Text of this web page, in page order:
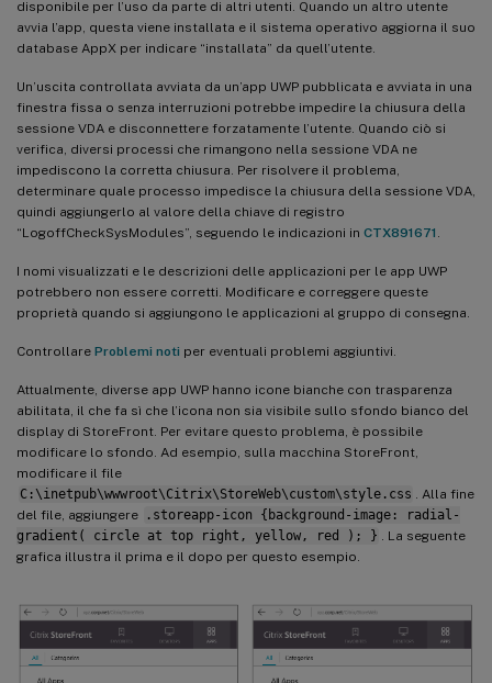
disponibile per l’uso da parte di altri utenti. Quando un altro utente
avvia l’app, questa viene installata e il sistema operativo aggiorna il suo
database AppX per indicare “installata” da quell’utente.
Un’uscita controllata avviata da un’app UWP pubblicata e avviata in una
finestra fissa o senza interruzioni potrebbe impedire la chiusura della
sessione VDA e disconnettere forzatamente l’utente. Quando ciò si
verifica, diversi processi che rimangono nella sessione VDA ne
impediscono la corretta chiusura. Per risolvere il problema,
determinare quale processo impedisce la chiusura della sessione VDA,
quindi aggiungerlo al valore della chiave di registro
“LogoffCheckSysModules”, seguendo le indicazioni in CTX891671
I nomi visualizzati e le descrizioni delle applicazioni per le app UWP
potrebbero non essere corretti. Modificare e correggere queste
proprietà quando si aggiungono le applicazioni al gruppo di consegna.
Controllare Problemi noti per eventuali problemi aggiuntivi.
Attualmente, diverse app UWP hanno icone bianche con trasparenza
abilitata, il che fa sì che l’icona non sia visibile sullo sfondo bianco del
display di StoreFront. Per evitare questo problema, è possibile
modificare lo sfondo. Ad esempio, sulla macchina StoreFront,
modificare il file
C:\inetpub\wwwroot\Citrix\StoreWeb\custom\style.css
. Alla fine
del file, aggiungere
.storeapp-icon {background-image: radial-
gradient( circle at top right, yellow, red ); }
. La seguente
grafica illustra il prima e il dopo per questo esempio.